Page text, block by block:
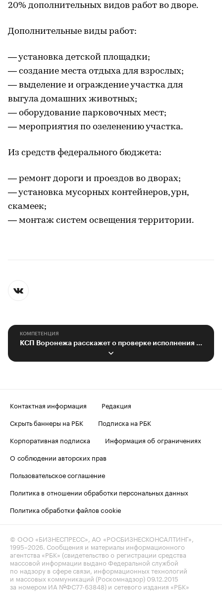
20% дополнительных видов работ во дворе.
Дополнительные виды работ:
— установка детской площадки;
— создание места отдыха для взрослых;
— выделение и ограждение участка для
выгула домашних животных;
— оборудование парковочных мест;
— мероприятия по озеленению участка.
Из средств федерального бюджета:
— ремонт дороги и проездов во дворах;
— установка мусорных контейнеров, урн,
скамеек;
— монтаж систем освещения территории.
КОМПЕТЕНЦИЯ
Контактная информация
Редакция
Скрыть баннеры на РБК
Подписка на РБК
Корпоративная подписка
Информация об ограничениях
О соблюдении авторских прав
Пользовательское соглашение
Политика в отношении обработки персональных данных
Политика обработки файлов cookie
© ООО «БИЗНЕСПРЕСС», АО «РОСБИЗНЕСКОНСАЛТИНГ»,
1995–2026 . Сообщения и материалы информационного
агентства «РБК» (свидетельство о регистрации средства
массовой информации выдано Федеральной службой
по надзору в сфере связи, информационных технологий
и массовых коммуникаций (Роскомнадзор) 09.12.2015
за номером ИА №ФС77-63848) и сетевого издания «РБК»